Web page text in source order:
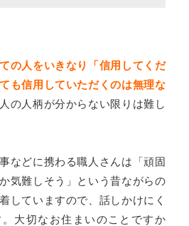
の人をいきなり「信用してくだ
も信用していただくのは無理な
の人柄が分からない限りは難し
などに携わる職人さんは「頑固
気難しそう」という昔ながらの
していますので、話しかけにく
大切なお住まいのことですか